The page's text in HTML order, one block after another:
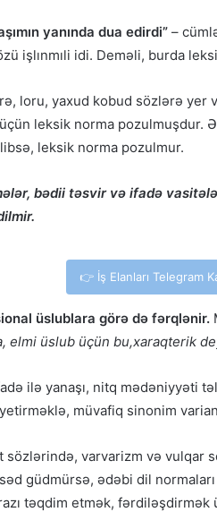
yanında dua edirdi” –
işlınmıli idi. Deməli, burda
loru, yaxud kobud sözlərə yer
leksik norma pozulmuşdur.
leksik norma pozulmur.
bədii təsvir və ifadə
👉 İş Elanları Telegram
üslublara görə də fərqlənir.
elmi üslub üçün bu,xaraqterik
ilə yanaşı, nitq mədəniyyəti
müvafiq sinonim
sözlərində, varvarizm və vulqar
güdmürsə, ədəbi dil
təqdim etmək,